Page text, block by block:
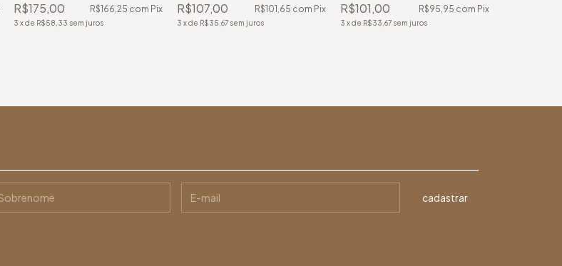
R$175,00 R$166,25 com Pix
3 xde R$58,33 sem juros
R$107,00 R$101,65 com Pix
3 xde R$35,67 sem juros
R$101,00 R$95,95 com Pix
3 xde R$33,67 sem juros